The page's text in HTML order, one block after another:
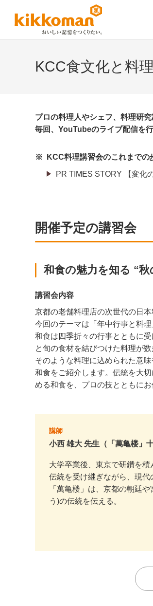
KCC食文化と料
プロの料理人やシェフ、料理研
毎回、YouTubeのライブ配信を
※ KCC料理講習会のこれまでの
PR TIMES STORY 【変化
開催予定の講習会
和食の魅力を知る “
講習会内容
京都の老舗料理店の次世代の日
今回のテーマは「年中行事と料理
和食は四季折々の行事とともに
と旬の食材を結びつけた料理が数
そのような料理に込められた意
和食をご紹介します。伝統を大
める和食を、プロの技とともにお
講師
小西 雄大 先生（「萬亀楼」十
大学卒業後、東京で研鑽を積
伝統を受け継ぎながら、現代
「萬亀楼」は、京都の朝廷
う)の伝統を伝える。